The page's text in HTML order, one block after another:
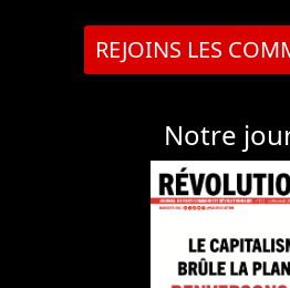
REJOINS LES
Notre